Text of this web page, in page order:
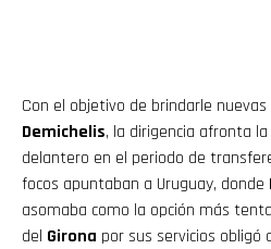
Con el objetivo de brindarle
Demichelis, la dirigencia afronta
delantero en el periodo de
focos apuntaban a Uruguay, donde
asomaba como la opción más
del Girona por sus servicios obligó